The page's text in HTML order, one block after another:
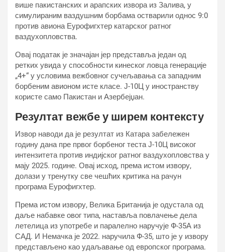
више пакистанских и арапских извора из Залива, у
симулираним ваздушним борбама остварили однос 9:0
против авиона Еурофигхтер катарског ратног
ваздухопловства.
Овај податак је значајан јер представља један од
ретких увида у способности кинеског ловца генерације
„4+“ у условима вежбовног сучељавања са западним
борбеним авионом исте класе. Ј-10Ц у иностранству
користе само Пакистан и Азербејџан.
Резултат вежбе у ширем контексту
Извор наводи да је резултат из Катара забележен
годину дана пре првог борбеног теста Ј-10Ц високог
интензитета против индијског ратног ваздухопловства у
мају 2025. године. Овај исход, према истом извору,
долази у тренутку све чешћих критика на рачун
програма Еурофигхтер.
Према истом извору, Велика Британија је одустала од
даље набавке овог типа, наставља повлачење дела
летелица из употребе и паралелно наручује Ф-35А из
САД. И Немачка је 2022. наручила Ф-35, што је у извору
представљено као удаљавање од европског програма.